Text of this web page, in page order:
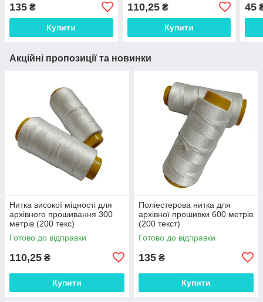
135 ₴
Купити
110,25₴
Купити
45
Акційні пропозиції та новинки
Нитка високої міцності для
архівного прошивання 300
метрів (200 текс)
Готово до відправки
110,25 ₴
Купити
Поліестерова нитка для
архівної прошивки 600 метрів
(200 текст)
Готово до відправки
135 ₴
Купити